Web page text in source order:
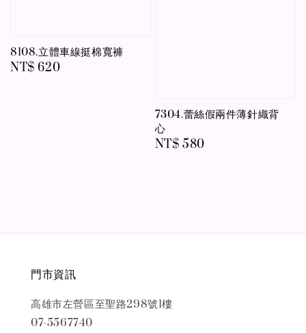
8108.立體車線挺棉寬褲
Regular
NT$ 620
7304.蕾絲假兩件薄針織背
心
Regular
NT$ 580
門市資訊
高雄市左營區至聖路298號1樓
07-5567740